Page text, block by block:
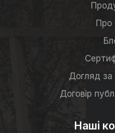
Про
Догляд
Договір
Наші